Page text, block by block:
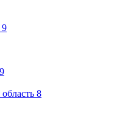
9
9
8